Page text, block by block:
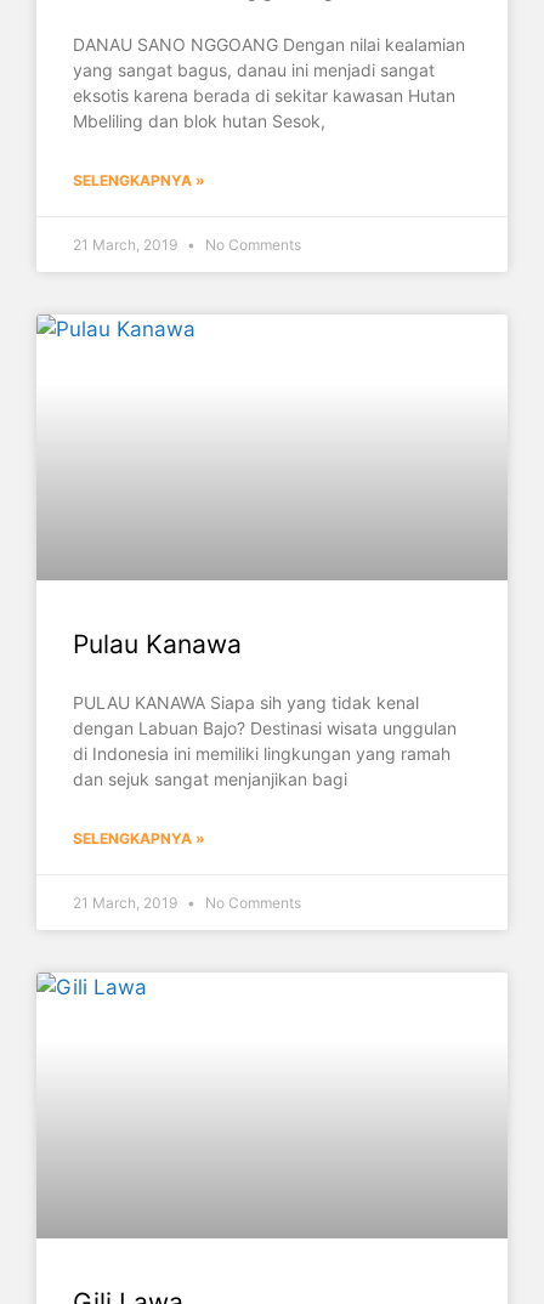
DANAU SANO NGGOANG Dengan nilai kealamian
yang sangat bagus, danau ini menjadi sangat
eksotis karena berada di sekitar kawasan Hutan
Mbeliling dan blok hutan Sesok,
SELENGKAPNYA »
21 March, 2019 No Comments
Pulau Kanawa
PULAU KANAWA Siapa sih yang tidak kenal
dengan Labuan Bajo? Destinasi wisata unggulan
di Indonesia ini memiliki lingkungan yang ramah
dan sejuk sangat menjanjikan bagi
SELENGKAPNYA »
21 March, 2019 No Comments